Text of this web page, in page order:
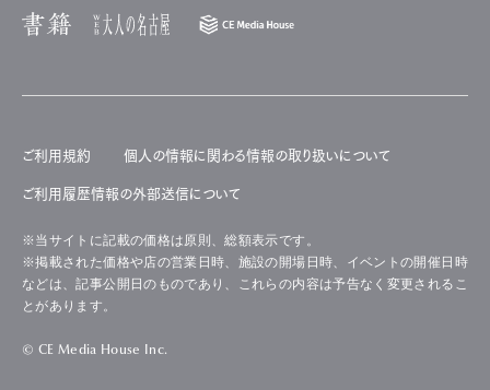
ご利用規約 個人の情報に関わる情報の取り扱いについて
ご利用履歴情報の外部送信について
※当サイトに記載の価格は原則、総額表示です。
※掲載された価格や店の営業日時、施設の開場日時、イベントの開催日時
などは、記事公開日のものであり、これらの内容は予告なく変更されるこ
とがあります。
© CE Media House Inc.